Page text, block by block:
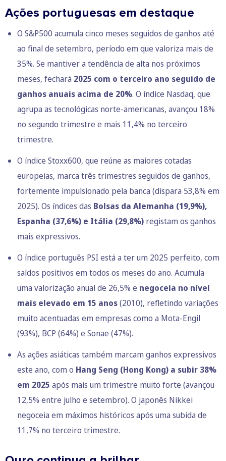
Ações portuguesas em destaque
O S&P500 acumula cinco meses seguidos de ganhos até
ao final de setembro, período em que valoriza mais de
35%. Se mantiver a tendência de alta nos próximos
meses, fechará 2025 com o terceiro ano seguido de
ganhos anuais acima de 20%. O índice Nasdaq, que
agrupa as tecnológicas norte-americanas, avançou 18%
no segundo trimestre e mais 11,4% no terceiro
trimestre.
O índice Stoxx600, que reúne as maiores cotadas
europeias, marca três trimestres seguidos de ganhos,
fortemente impulsionado pela banca (dispara 53,8% em
2025). Os índices das Bolsas da Alemanha (19,9%),
Espanha (37,6%) e Itália (29,8%) registam os ganhos
mais expressivos.
O índice português PSI está a ter um 2025 perfeito, com
saldos positivos em todos os meses do ano. Acumula
uma valorização anual de 26,5% e negoceia no nível
mais elevado em 15 anos(2010), refletindo variações
muito acentuadas em empresas como a Mota-Engil
(93%), BCP (64%) e Sonae (47%).
As ações asiáticas também marcam ganhos expressivos
este ano, com o Hang Seng (Hong Kong) a subir 38%
em 2025 após mais um trimestre muito forte (avançou
12,5% entre julho e setembro). O japonês Nikkei
negoceia em máximos históricos após uma subida de
11,7% no terceiro trimestre.